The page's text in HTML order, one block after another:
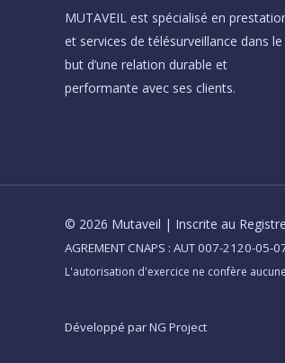
MUTAVEIL est spécialisé en
et services de télésurveillance dans le
but d’une relation durable et
performante avec ses clients.
© 2026 Mutaveil | Inscrite au
AGREMENT CNAPS : AUT 007-2120-
L'autorisation d'exercice ne confère
Développé par NG Project